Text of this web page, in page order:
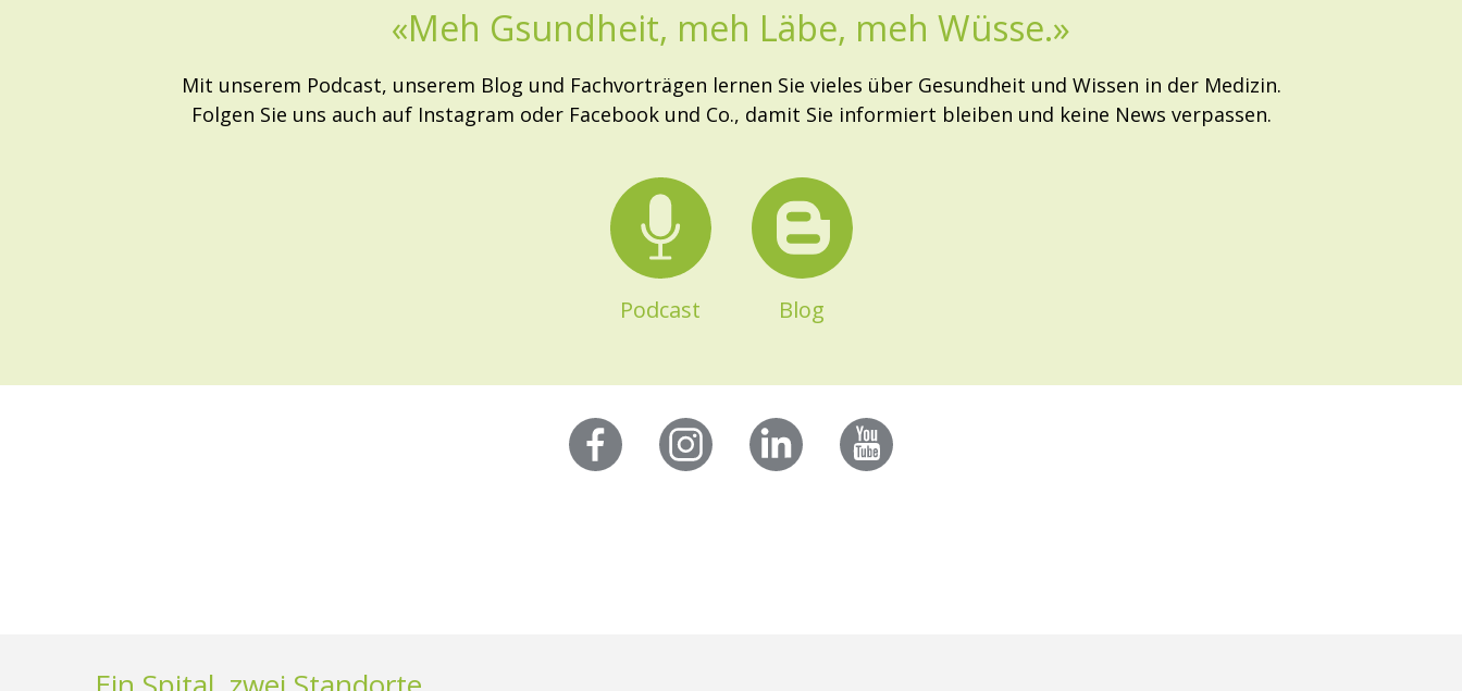
«Meh Gsundheit, meh Läbe, meh Wüsse.»
Mit unserem Podcast, unserem Blog und Fachvorträgen lernen Sie vieles über Gesundheit und Wissen in der Medizin.
Folgen Sie uns auch auf Instagram oder Facebook und Co., damit Sie informiert bleiben und keine News verpassen.
Podcast Blog